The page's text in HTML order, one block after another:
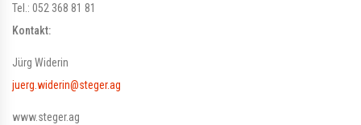
Tel.: 052 368 81 81
Kontakt:
Jürg Widerin
juerg.widerin@steger.ag
www.steger.ag